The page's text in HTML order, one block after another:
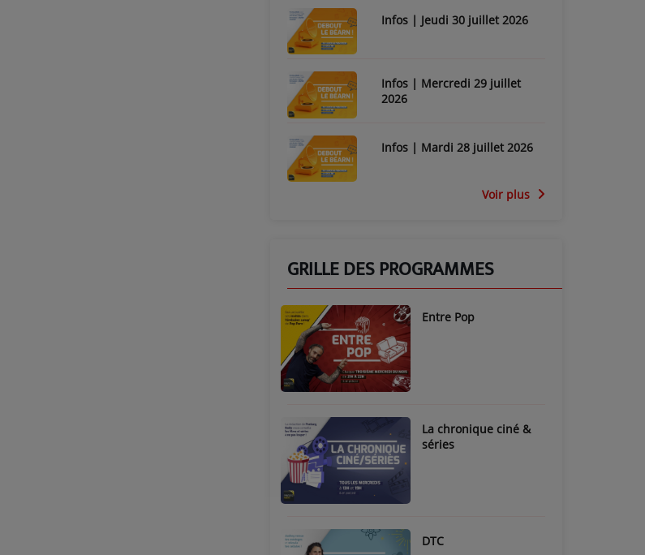
Infos | Jeudi 30 juillet 2026
Infos | Mercredi 29 juillet
2026
Infos | Mardi 28 juillet 2026
Voir plus
GRILLE DES PROGRAMMES
Entre Pop
La chronique ciné &
séries
DTC